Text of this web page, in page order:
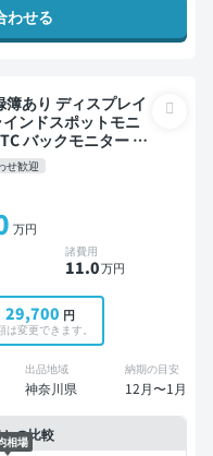
わせる
ンドスポットモニ
バックモニター 全
減
せ歓迎
万円
諸費用
11.0万円
29,700 円
は変更できます。
出品地域
神奈川県
納期の目安
12月〜1月
の比較
相場